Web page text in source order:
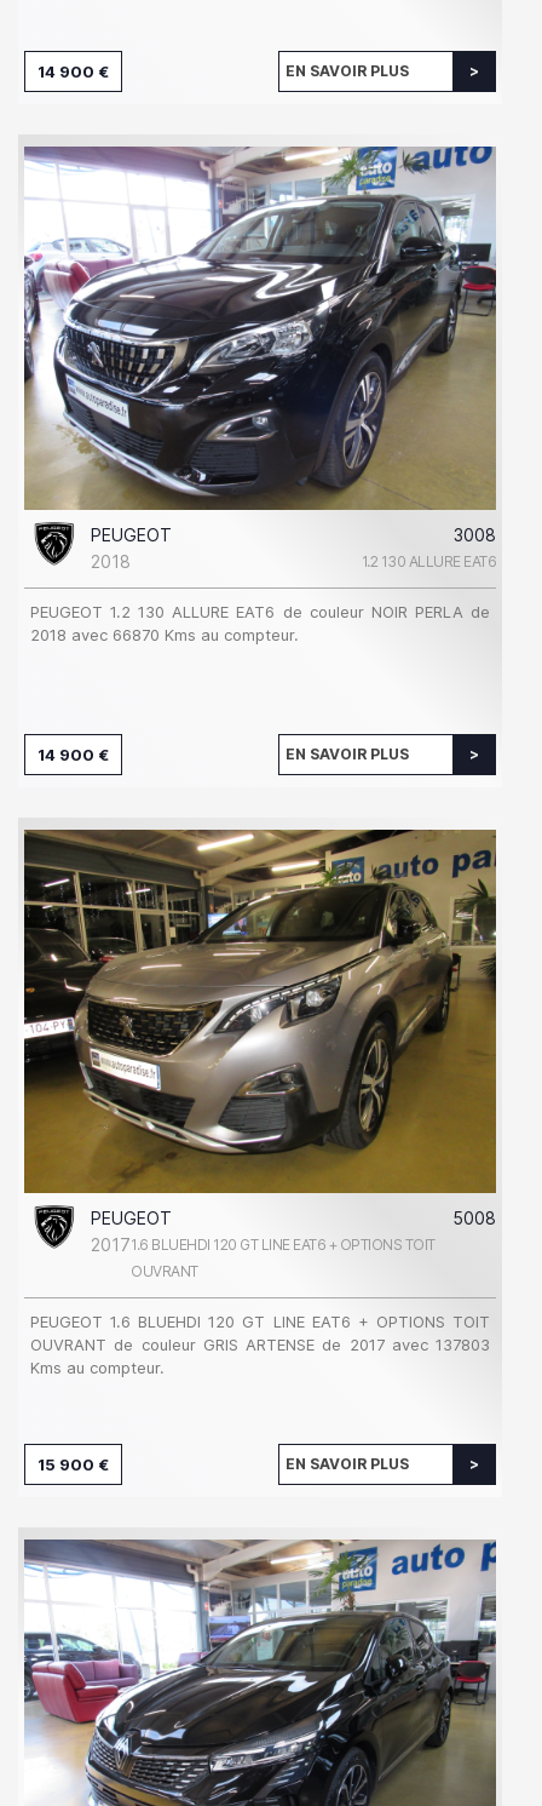
14 900 € EN SAVOIR PLUS
PEUGEOT
3008
2018
1.2 130 ALLURE EAT6
PEUGEOT 1.2 130 ALLURE EAT6 de couleur NOIR PERLA de
2018 avec 66870 Kms au compteur.
14 900 € EN SAVOIR PLUS
PEUGEOT
5008
20171.6 BLUEHDI 120 GT LINE EAT6 + OPTIONS TOIT
OUVRANT
PEUGEOT 1.6 BLUEHDI 120 GT LINE EAT6 + OPTIONS TOIT
OUVRANT de couleur GRIS ARTENSE de 2017 avec 137803
Kms au compteur.
15 900 € EN SAVOIR PLUS